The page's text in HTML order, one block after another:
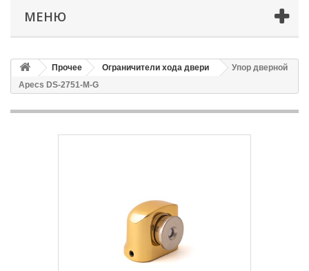
МЕНЮ
Прочее Ограничители хода двери
Упор дверной
Apecs DS-2751-M-G